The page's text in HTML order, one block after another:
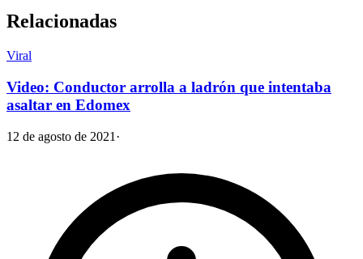
Relacionadas
Viral
Video: Conductor arrolla a ladrón que intentaba
asaltar en Edomex
12 de agosto de 2021 ·